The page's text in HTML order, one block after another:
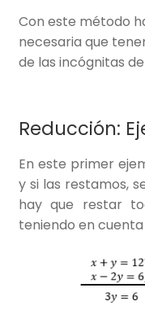
Con este método
necesaria que
de las incógnitas
Reducción:
En este primer
y si las restamos,
hay que restar
teniendo en cuenta